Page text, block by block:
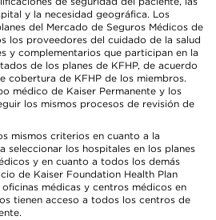
y la necesidad geográfica. Los
del Mercado de Seguros Médicos de
los proveedores del cuidado de la salud
y complementarios que participan en la
de los planes de KFHP, de acuerdo
cobertura de KFHP de los miembros.
médico de Kaiser Permanente y los
los mismos procesos de revisión de
mismos criterios en cuanto a la
seleccionar los hospitales en los planes
y en cuanto a todos los demás
de Kaiser Foundation Health Plan
médicas y centros médicos en
tienen acceso a todos los centros de